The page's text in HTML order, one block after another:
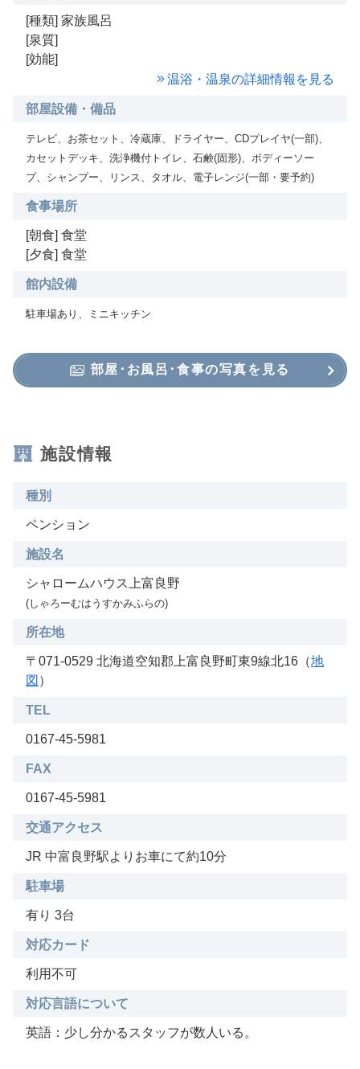
[種類] 家族風呂
[泉質]
[効能]
温浴・温泉の詳細情報を見る
部屋設備・備品
テレビ、お茶セット、冷蔵庫、ドライヤー、CDプレイヤ(一部)、
カセットデッキ、洗浄機付トイレ、石鹸(固形)、ボディーソー
プ、シャンプー、リンス、タオル、電子レンジ(一部・要予約)
食事場所
[朝食] 食堂
[夕食] 食堂
館内設備
駐車場あり、ミニキッチン
部屋･お風呂･食事の写真を見る
施設情報
種別
ペンション
施設名
シャロームハウス上富良野
(しゃろーむはうすかみふらの)
所在地
〒071-0529 北海道空知郡上富良野町東9線北16（地
図 ）
TEL
0167-45-5981
FAX
0167-45-5981
交通アクセス
JR 中富良野駅よりお車にて約10分
駐車場
有り 3台
対応カード
利用不可
対応言語について
英語：少し分かるスタッフが数人いる。